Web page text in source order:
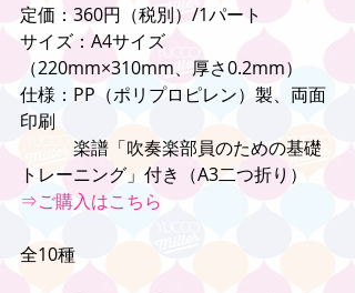
定価：360円（税別）/1パート
サイズ：A4サイズ
（220mm×310mm、厚さ0.2mm）
仕様：PP（ポリプロピレン）製、両面
印刷
楽譜「吹奏楽部員のための基礎
トレーニング」付き（A3二つ折り）
⇒ご購入はこちら
全10種